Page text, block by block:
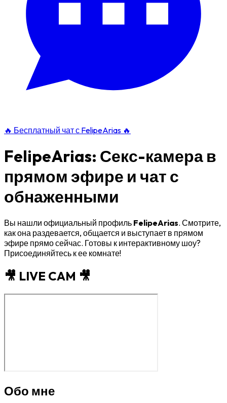
🔥 Бесплатный чат с FelipeArias 🔥
FelipeArias: Секс-камера в
прямом эфире и чат с
обнаженными
Вы нашли официальный профиль FelipeArias. Смотрите,
как она раздевается, общается и выступает в прямом
эфире прямо сейчас. Готовы к интерактивному шоу?
Присоединяйтесь к ее комнате!
🎥 LIVE CAM 🎥
Обо мне